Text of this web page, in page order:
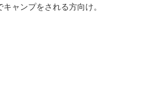
ャンプをされる方向け。